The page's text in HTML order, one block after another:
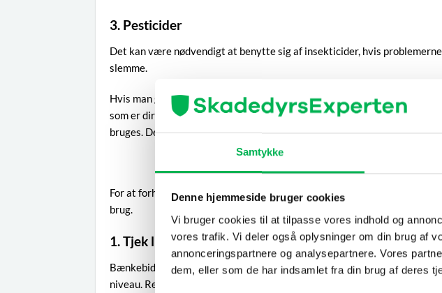
Samtykke
Denne hjemmeside bruger cookies
Vi bruger cookies til at tilpasse vores indhold og
vores trafik. Vi deler også oplysninger om din brug af
annonceringspartnere og analysepartnere. Vores
dem, eller som de har indsamlet fra din brug af deres
3. Pesticider
Det kan være nødvendigt at benytte sig af insekticider, hvis
slemme.
Hvis man gerne vil have et produkt, der hurtigt skaber resultater, kan
som er direkte virkende og dræber de dyr, der kommer i kontakt med
bruges. Det er et rent naturprodukt, som også virker på kort tid, inden
Forebyggende foranstaltninger mod
For at forhindre nye indendørs besøg af bænkebidere findes der effektive
brug.
1. Tjek luftfugtigheden
Bænkebidere trives i fugtige miljøer. Sørg for, at fugtniveauet indendørs
niveau. Regelmæssig ventilation og brug af affugtere kan være effektive